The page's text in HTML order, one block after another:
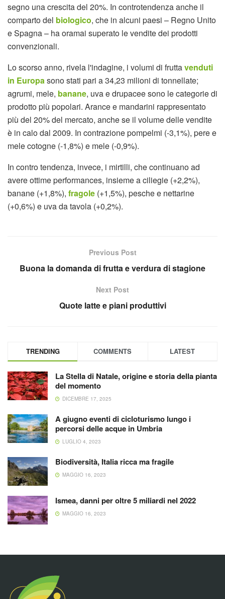
segno una crescita del 20%. In controtendenza anche il
comparto del biologico, che in alcuni paesi – Regno Unito
e Spagna – ha oramai superato le vendite dei prodotti
convenzionali.
Lo scorso anno, rivela l'indagine, i volumi di fruttavenduti
in Europasono stati pari a 34,23 milioni di tonnellate;
agrumi, mele, banane, uva e drupacee sono le categorie di
prodotto più popolari. Arance e mandarini rappresentato
più del 20% del mercato, anche se il volume delle vendite
è in calo dal 2009. In contrazione pompelmi (-3,1%), pere e
mele cotogne (-1,8%) e mele (-0,9%).
In contro tendenza, invece, i mirtilli, che continuano ad
avere ottime performances, insieme a ciliegie (+2,2%),
banane (+1,8%), fragole (+1,5%), pesche e nettarine
(+0,6%) e uva da tavola (+0,2%).
Previous Post
Buona la domanda di frutta e verdura di stagione
Next Post
Quote latte e piani produttivi
TRENDING COMMENTS LATEST
La Stella di Natale, origine e storia della pianta
del momento
DICEMBRE 17, 2025
A giugno eventi di cicloturismo lungo i
percorsi delle acque in Umbria
LUGLIO 4, 2023
Biodiversità, Italia ricca ma fragile
MAGGIO 16, 2023
Ismea, danni per oltre 5 miliardi nel 2022
MAGGIO 16, 2023